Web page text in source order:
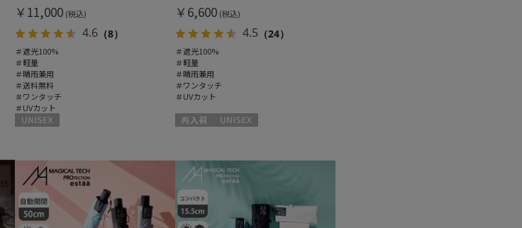
指無し UVカット (2)
その他
メディアで話題
(3)
め(18)
￥11,000 (税込)
4.6 （8）
＃遮光100%
＃軽量
＃晴雨兼用
＃送料無料
＃ワンタッチ
＃UVカット
￥6,600 (税込)
4.5 （24）
＃遮光100%
＃軽量
＃晴雨兼用
＃ワンタッチ
＃UVカット